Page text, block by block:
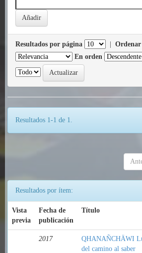
Resultados por página
En orden
Resultados 1-1 de 1.
Resultados por ítem:
Vista
previa
Fecha de
publicación
Título
2017
QHANAÑCHÄWI
del camino al saber